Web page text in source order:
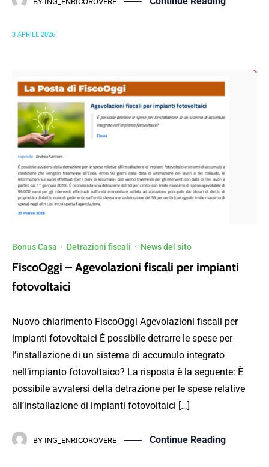
3 APRILE 2026
Bonus Casa · Detrazioni fiscali · News del sito
FiscoOggi – Agevolazioni fiscali per impianti
fotovoltaici
Nuovo chiarimento FiscoOggi Agevolazioni fiscali per
impianti fotovoltaici È possibile detrarre le spese per
l’installazione di un sistema di accumulo integrato
nell’impianto fotovoltaico? La risposta è la seguente: È
possibile avvalersi della detrazione per le spese relative
all’installazione di impianti fotovoltaici […]
BY ING_ENRICOROVERE Continue Reading